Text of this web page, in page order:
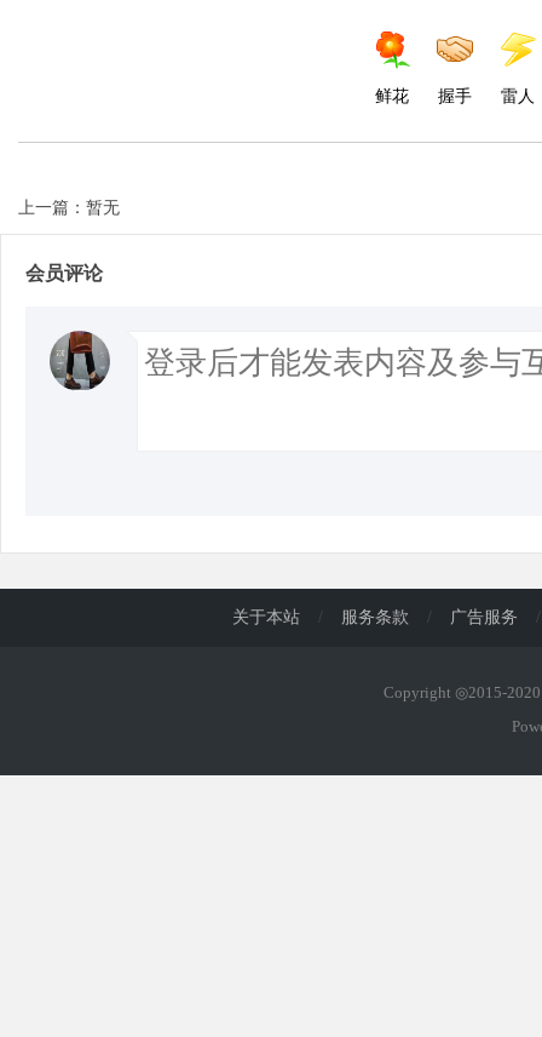
鲜花 握手 雷人
上一篇：暂无
会员评论
关于本站 / 服务条款 / 广告服务 /
Copyright ◎2015-